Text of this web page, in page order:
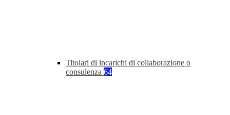
Titolari di incarichi di collaborazione o
consulenza 64